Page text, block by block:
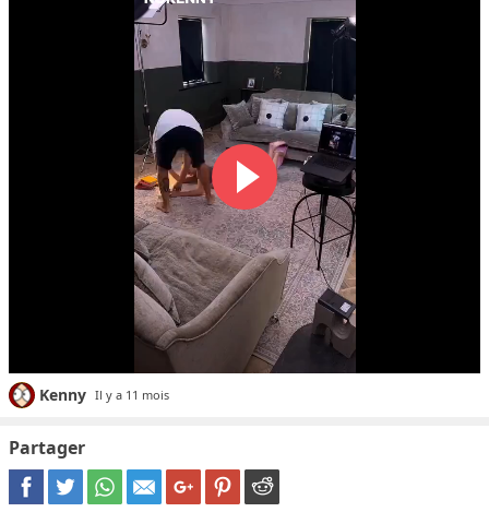
Kenny Il y a 11 mois
Partager